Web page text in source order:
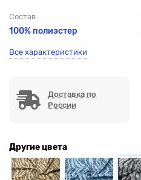
Состав
100% полиэстер
Все характеристики
Доставка по
России
Другие цвета